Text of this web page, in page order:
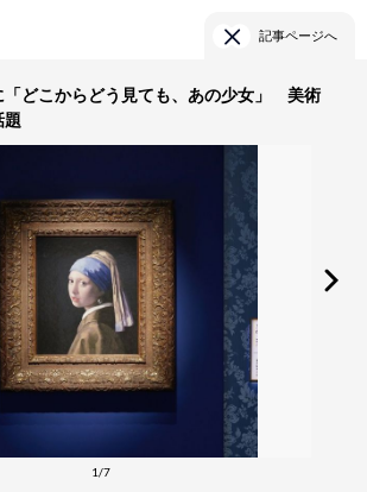
記事ページへ
「どこからどう見ても、あの少女」 美術
題
1/7